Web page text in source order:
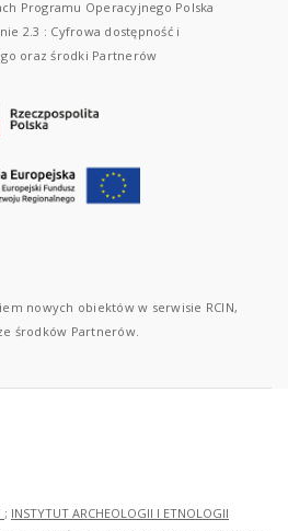
Programu Operacyjnego Polska
2.3 : Cyfrowa dostępność i
oraz środki Partnerów
nowych obiektów w serwisie RCIN,
środków Partnerów.
; INSTYTUT ARCHEOLOGII I ETNOLOGII